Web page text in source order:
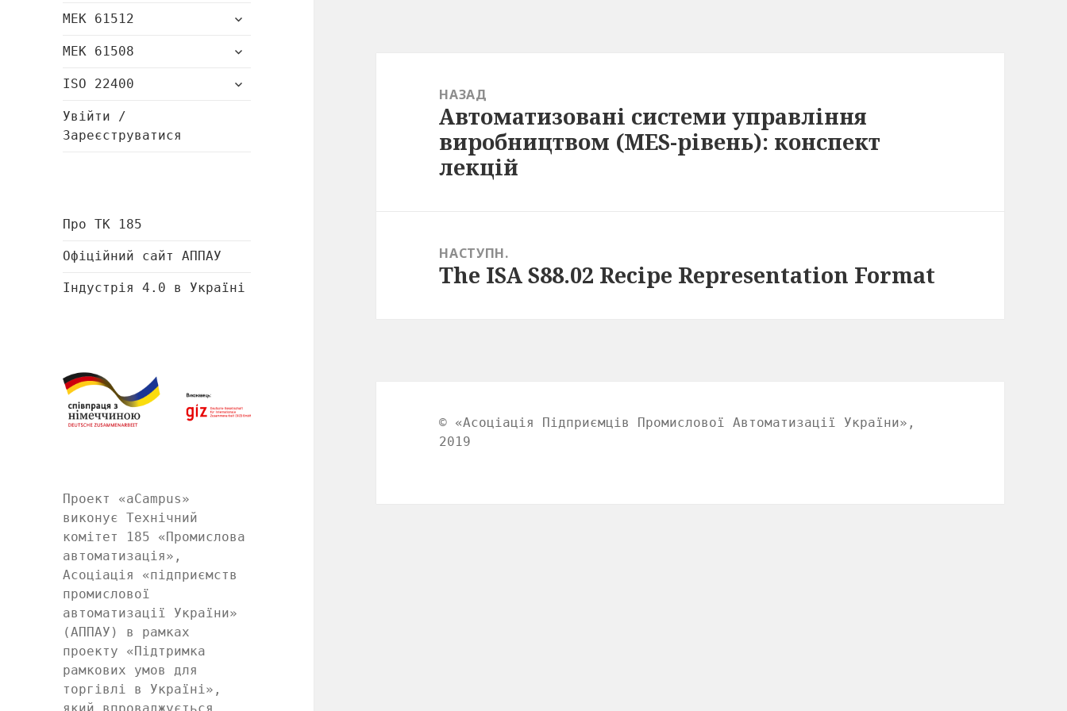
МЕК 61512
розгорнути
МЕК 61508
розгорнути
ISO 22400
розгорнути
Увійти /
Зареєструватися
Про ТК 185
Офіційний сайт АППАУ
Індустрія 4.0 в Україні
Проект «aCampus»
виконує Технічний
комітет 185 «Промислова
автоматизація»,
Асоціація «підприємств
промислової
автоматизації України»
(АППАУ) в рамках
проекту «Підтримка
рамкових умов для
торгівлі в Україні»,
НАЗАД
Попередній
запис:
Автоматизовані системи управління
виробництвом (MES-рівень): конспект
лекцій
НАСТУПН.
Наступний
The ISA S88.02 Recipe Representation Format
© «Асоціація Підприємців Промислової Автоматизації України»,
2019